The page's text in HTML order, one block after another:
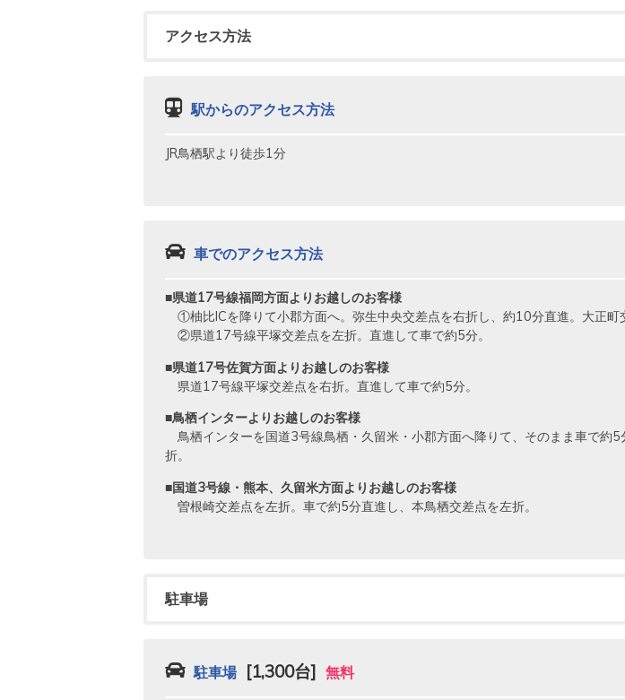
アクセス方法
駅からのアクセス方法
JR鳥栖駅より徒歩1分
車でのアクセス方法
■県道17号線福岡方面よりお越しのお客様
①柚比ICを降りて小郡方面へ。弥生中央交差点を右折し、約10分直進。大正町
②県道17号線平塚交差点を左折。直進して車で約5分。
■県道17号佐賀方面よりお越しのお客様
県道17号線平塚交差点を右折。直進して車で約5分。
■鳥栖インターよりお越しのお客様
鳥栖インターを国道3号線鳥栖・久留米・小郡方面へ降りて、そのまま車で約
折。
■国道3号線・熊本、久留米方面よりお越しのお客様
曽根崎交差点を左折。車で約5分直進し、本鳥栖交差点を左折。
駐車場
駐車場 [1,300台] 無料